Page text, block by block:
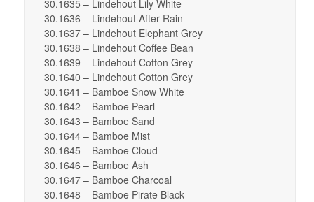
30.1635 – Lindehout Lily White
30.1636 – Lindehout After Rain
30.1637 – Lindehout Elephant Grey
30.1638 – Lindehout Coffee Bean
30.1639 – Lindehout Cotton Grey
30.1640 – Lindehout Cotton Grey
30.1641 – Bamboe Snow White
30.1642 – Bamboe Pearl
30.1643 – Bamboe Sand
30.1644 – Bamboe Mist
30.1645 – Bamboe Cloud
30.1646 – Bamboe Ash
30.1647 – Bamboe Charcoal
30.1648 – Bamboe Pirate Black